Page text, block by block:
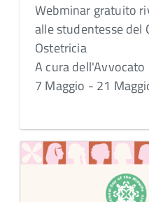
Webminar gratuito
alle studentesse del
Ostetricia
A cura
7 Maggio - 21